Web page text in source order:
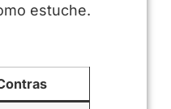
estuche.